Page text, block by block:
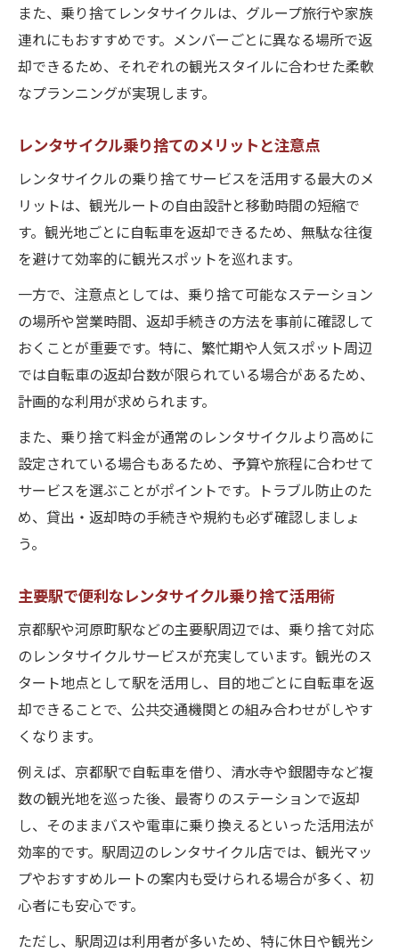
また、乗り捨てレンタサイクルは、グループ旅行や家族
連れにもおすすめです。メンバーごとに異なる場所で返
却できるため、それぞれの観光スタイルに合わせた柔軟
なプランニングが実現します。
レンタサイクル乗り捨てのメリットと注意点
レンタサイクルの乗り捨てサービスを活用する最大のメ
リットは、観光ルートの自由設計と移動時間の短縮で
す。観光地ごとに自転車を返却できるため、無駄な往復
を避けて効率的に観光スポットを巡れます。
一方で、注意点としては、乗り捨て可能なステーション
の場所や営業時間、返却手続きの方法を事前に確認して
おくことが重要です。特に、繁忙期や人気スポット周辺
では自転車の返却台数が限られている場合があるため、
計画的な利用が求められます。
また、乗り捨て料金が通常のレンタサイクルより高めに
設定されている場合もあるため、予算や旅程に合わせて
サービスを選ぶことがポイントです。トラブル防止のた
め、貸出・返却時の手続きや規約も必ず確認しましょ
う。
主要駅で便利なレンタサイクル乗り捨て活用術
京都駅や河原町駅などの主要駅周辺では、乗り捨て対応
のレンタサイクルサービスが充実しています。観光のス
タート地点として駅を活用し、目的地ごとに自転車を返
却できることで、公共交通機関との組み合わせがしやす
くなります。
例えば、京都駅で自転車を借り、清水寺や銀閣寺など複
数の観光地を巡った後、最寄りのステーションで返却
し、そのままバスや電車に乗り換えるといった活用法が
効率的です。駅周辺のレンタサイクル店では、観光マッ
プやおすすめルートの案内も受けられる場合が多く、初
心者にも安心です。
ただし、駅周辺は利用者が多いため、特に休日や観光シ